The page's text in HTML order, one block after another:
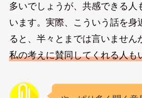
多いでしょうが、共感できる人
います。実際、こういう話を身
ると、半々とまでは言いません
私の考えに賛同してくれる人も